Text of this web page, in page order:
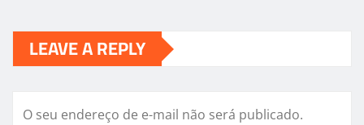
LEAVE A REPLY
O seu endereço de e-mail não será publicado.